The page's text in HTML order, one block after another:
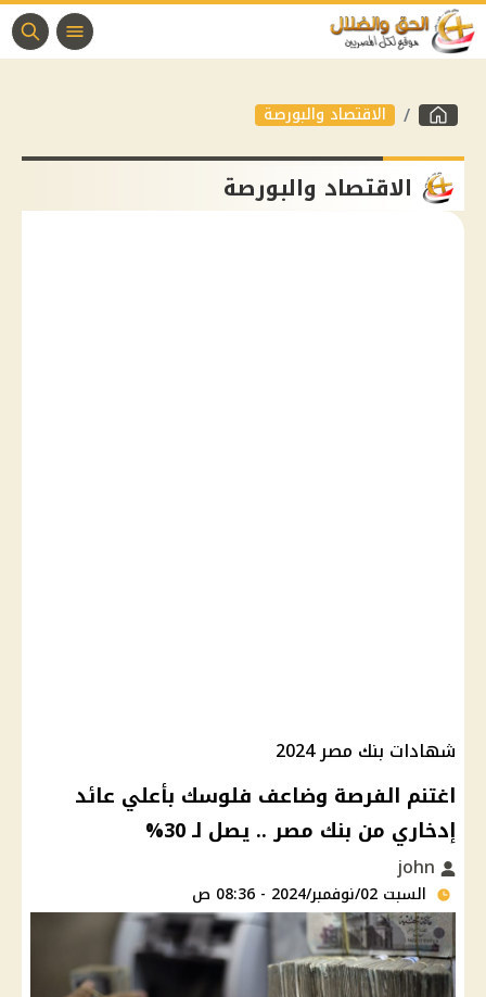
الاقتصاد والبورصة
الاقتصاد والبورصة
شهادات بنك مصر 2024
اغتنم الفرصة وضاعف فلوسك بأعلي عائد
إدخاري من بنك مصر .. يصل لـ 30%
السبت 02/نوفمبر/2024 - 08:36 ص